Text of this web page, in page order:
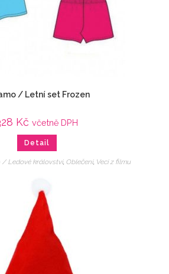
/ Letní set Frozen
Kč včetně DPH
Detail
/ Ledové království, Oblečení, Veci z filmu